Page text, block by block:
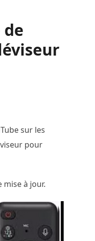
sur les
pour
à jour.